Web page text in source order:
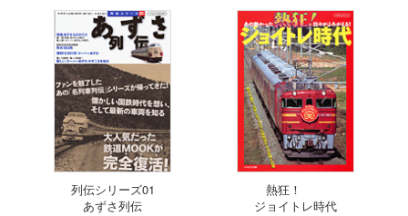
列伝シリーズ01
あずさ列伝
熱狂！
ジョイトレ時代